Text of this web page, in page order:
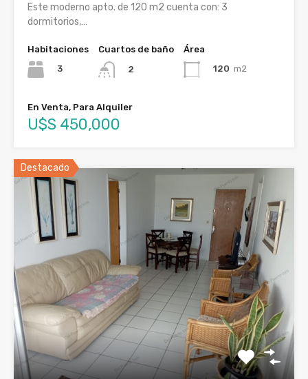
Este moderno apto. de 120 m2 cuenta con: 3
dormitorios,…
Habitaciones
3
Cuartos de baño
2
Área
120 m2
En Venta, Para Alquiler
U$S 450,000
Destacado